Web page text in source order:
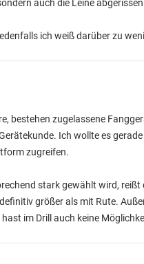
auch die Leine
ich weiß darüber zu
bestehen zugelassene
Ich wollte es
zugreifen.
stark gewählt wird,
größer als mit Rute.
im Drill auch keine